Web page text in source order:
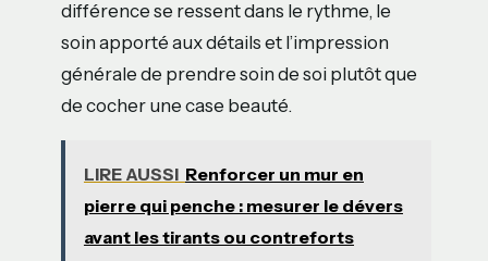
différence se ressent dans le rythme, le
soin apporté aux détails et l’impression
générale de prendre soin de soi plutôt que
de cocher une case beauté.
LIRE AUSSI Renforcer un mur en
pierre qui penche : mesurer le dévers
avant les tirants ou contreforts